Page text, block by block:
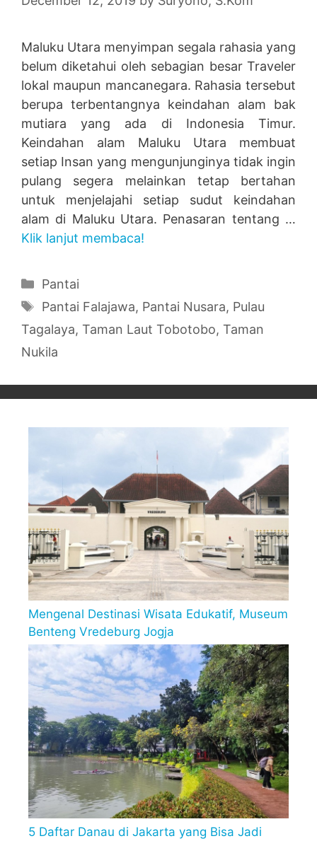
Maluku Utara menyimpan segala rahasia yang
belum diketahui oleh sebagian besar Traveler
lokal maupun mancanegara. Rahasia tersebut
berupa terbentangnya keindahan alam bak
mutiara yang ada di Indonesia Timur.
Keindahan alam Maluku Utara membuat
setiap Insan yang mengunjunginya tidak ingin
pulang segera melainkan tetap bertahan
untuk menjelajahi setiap sudut keindahan
alam di Maluku Utara. Penasaran tentang …
Klik lanjut membaca!
Categories
Pantai
Tags
Pantai Falajawa, Pantai Nusara, Pulau
Tagalaya, Taman Laut Tobotobo, Taman
Nukila
Mengenal Destinasi Wisata Edukatif, Museum
Benteng Vredeburg Jogja
5 Daftar Danau di Jakarta yang Bisa Jadi